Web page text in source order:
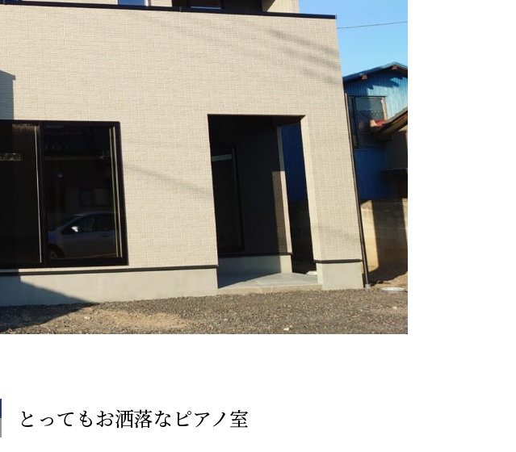
とってもお洒落なピアノ室